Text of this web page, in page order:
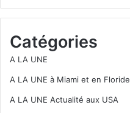
Catégories
A LA UNE
A LA UNE à Miami et en Floride
A LA UNE Actualité aux USA